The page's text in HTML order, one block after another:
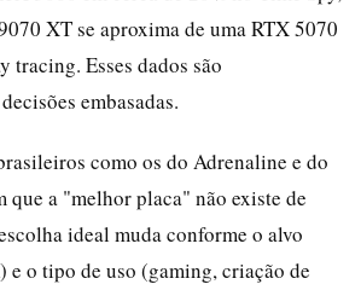
XT se aproxima de uma RTX 5070
tracing. Esses dados são
embasadas.
como os do Adrenaline e do
que a "melhor placa" não existe de
ideal muda conforme o alvo
e o tipo de uso (gaming, criação de